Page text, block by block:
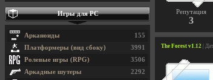
Репутация
3
The Forest v1.12 |
Игры для PC
155
Арканоиды
3991
Платформеры (вид сбоку)
3506
Ролевые игры (RPG)
2292
Аркадные шутеры